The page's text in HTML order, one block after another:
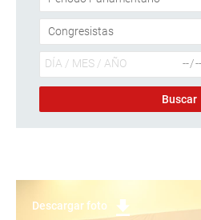
Descargar foto